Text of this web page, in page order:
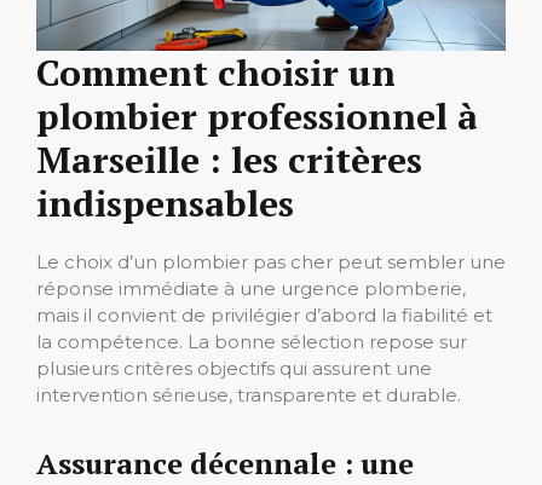
Comment choisir un
plombier professionnel à
Marseille : les critères
indispensables
Le choix d’un plombier pas cher peut sembler une
réponse immédiate à une urgence plomberie,
mais il convient de privilégier d’abord la fiabilité et
la compétence. La bonne sélection repose sur
plusieurs critères objectifs qui assurent une
intervention sérieuse, transparente et durable.
Assurance décennale : une